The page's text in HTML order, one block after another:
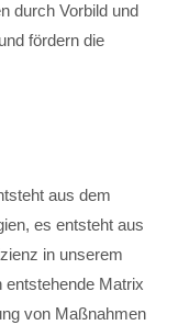
durch Vorbild und
fördern die
aus dem
es entsteht aus
in unserem
entstehende Matrix
von Maßnahmen